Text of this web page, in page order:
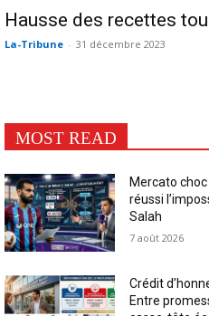
Hausse des recettes
La-Tribune - 31 décembre 2023
MOST READ
Mercato
réussi
Salah
7 août 2026
Crédit
Entre